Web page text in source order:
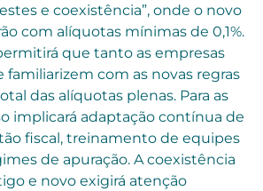
e coexistência”, onde o novo
com alíquotas mínimas de 0,1%.
que tanto as empresas
familiarizem com as novas regras
das alíquotas plenas. Para as
implicará adaptação contínua de
fiscal, treinamento de equipes
de apuração. A coexistência
e novo exigirá atenção